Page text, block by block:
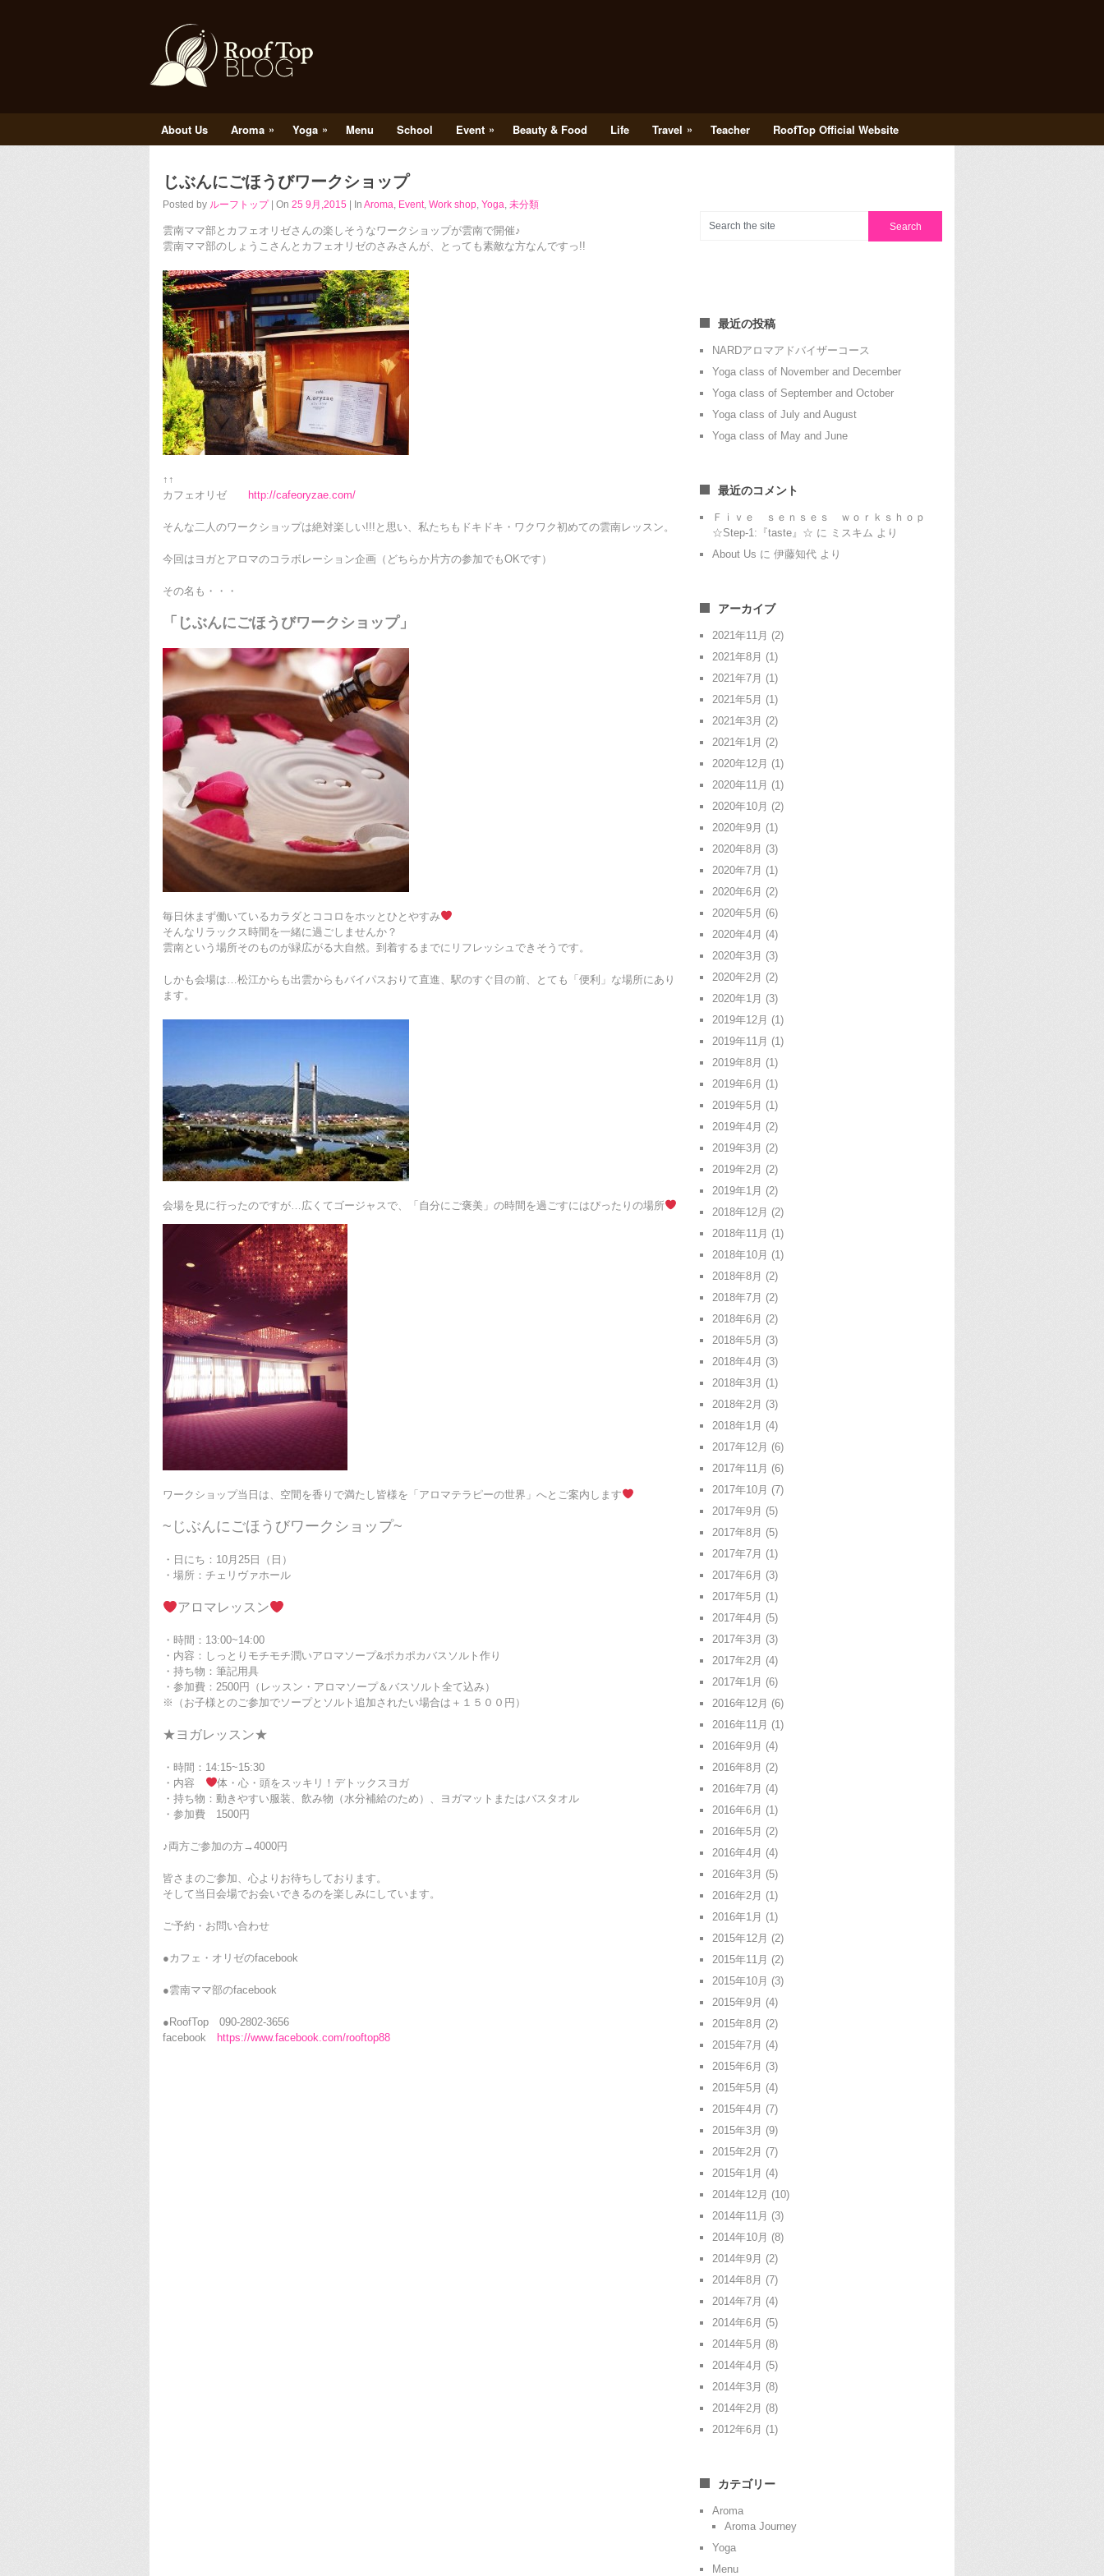
About Us Aroma » Yoga » Menu School Event » Beauty & Food Life Travel » Teacher RoofTop Official Website
じぶんにごほうびワークショップ
Posted by ルーフトップ| On 25 9月,2015 | In Aroma, Event, Work shop, Yoga, 未分類
雲南ママ部とカフェオリゼさんの楽しそうなワークショップが雲南で開催♪
雲南ママ部のしょうこさんとカフェオリゼのさみさんが、とっても素敵な方なんですっ!!
↑↑
カフェオリゼ
http://cafeoryzae.com/
そんな二人のワークショップは絶対楽しい!!!と思い、私たちもドキドキ・ワクワク初めての雲南レッスン。
今回はヨガとアロマのコラボレーション企画（どちらか片方の参加でもOKです）
その名も・・・
「じぶんにごほうびワークショップ」
毎日休まず働いているカラダとココロをホッとひとやすみ
そんなリラックス時間を一緒に過ごしませんか？
雲南という場所そのものが緑広がる大自然。到着するまでにリフレッシュできそうです。
しかも会場は…松江からも出雲からもバイパスおりて直進、駅のすぐ目の前、とても「便利」な場所にあり
ます。
会場を見に行ったのですが…広くてゴージャスで、「自分にご褒美」の時間を過ごすにはぴったりの場所
ワークショップ当日は、空間を香りで満たし皆様を「アロマテラピーの世界」へとご案内します
~じぶんにごほうびワークショップ~
・日にち：10月25日（日）
・場所：チェリヴァホール
アロマレッスン
・時間：13:00~14:00
・内容：しっとりモチモチ潤いアロマソープ&ポカポカバスソルト作り
・持ち物：筆記用具
・参加費：2500円（レッスン・アロマソープ＆バスソルト全て込み）
※（お子様とのご参加でソープとソルト追加されたい場合は ＋１５００円）
★ヨガレッスン★
・時間：14:15~15:30
・内容
体・心・頭をスッキリ！デトックスヨガ
・持ち物：動きやすい服装、飲み物（水分補給のため）、ヨガマットまたはバスタオル
・参加費 1500円
♪両方ご参加の方→4000円
皆さまのご参加、心よりお待ちしております。
そして当日会場でお会いできるのを楽しみにしています。
ご予約・お問い合わせ
●カフェ・オリゼのfacebook
●雲南ママ部のfacebook
●RoofTop 090-2802-3656
facebook
https://www.facebook.com/rooftop88
最近の投稿
NARDアロマアドバイザーコース
Yoga class of November and December
Yoga class of September and October
Yoga class of July and August
Yoga class of May and June
最近のコメント
Ｆｉｖｅ ｓｅｎｓｅｓ ｗｏｒｋｓｈｏｐ
☆Step-1:『taste』☆ に ミスキム より
About Us に 伊藤知代 より
アーカイブ
2021年11月 (2)
2021年8月 (1)
2021年7月 (1)
2021年5月 (1)
2021年3月 (2)
2021年1月 (2)
2020年12月 (1)
2020年11月 (1)
2020年10月 (2)
2020年9月 (1)
2020年8月 (3)
2020年7月 (1)
2020年6月 (2)
2020年5月 (6)
2020年4月 (4)
2020年3月 (3)
2020年2月 (2)
2020年1月 (3)
2019年12月 (1)
2019年11月 (1)
2019年8月 (1)
2019年6月 (1)
2019年5月 (1)
2019年4月 (2)
2019年3月 (2)
2019年2月 (2)
2019年1月 (2)
2018年12月 (2)
2018年11月 (1)
2018年10月 (1)
2018年8月 (2)
2018年7月 (2)
2018年6月 (2)
2018年5月 (3)
2018年4月 (3)
2018年3月 (1)
2018年2月 (3)
2018年1月 (4)
2017年12月 (6)
2017年11月 (6)
2017年10月 (7)
2017年9月 (5)
2017年8月 (5)
2017年7月 (1)
2017年6月 (3)
2017年5月 (1)
2017年4月 (5)
2017年3月 (3)
2017年2月 (4)
2017年1月 (6)
2016年12月 (6)
2016年11月 (1)
2016年9月 (4)
2016年8月 (2)
2016年7月 (4)
2016年6月 (1)
2016年5月 (2)
2016年4月 (4)
2016年3月 (5)
2016年2月 (1)
2016年1月 (1)
2015年12月 (2)
2015年11月 (2)
2015年10月 (3)
2015年9月 (4)
2015年8月 (2)
2015年7月 (4)
2015年6月 (3)
2015年5月 (4)
2015年4月 (7)
2015年3月 (9)
2015年2月 (7)
2015年1月 (4)
2014年12月 (10)
2014年11月 (3)
2014年10月 (8)
2014年9月 (2)
2014年8月 (7)
2014年7月 (4)
2014年6月 (5)
2014年5月 (8)
2014年4月 (5)
2014年3月 (8)
2014年2月 (8)
2012年6月 (1)
カテゴリー
Aroma
Aroma Journey
Yoga
Menu